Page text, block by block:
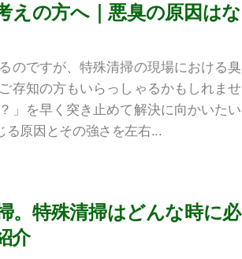
えの方へ｜悪臭の原因はな
のですが、特殊清掃の現場における臭
存知の方もいらっしゃるかもしれませ
」を早く突き止めて解決に向かいたい
る原因とその強さを左右...
。特殊清掃はどんな時に必
介